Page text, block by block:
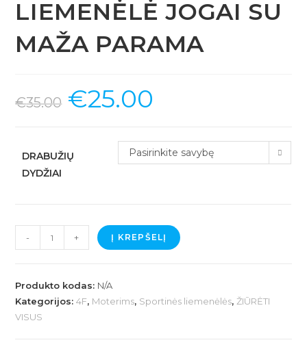
LIEMENĖLĖ JOGAI SU
MAŽA PARAMA
€35.00 €25.00
DRABUŽIŲ
DYDŽIAI
Pasirinkite savybę
-
produkto
kiekis:
LIEMENĖLĖ
JOGAI
SU
+ Į KREPŠELĮ
Produkto kodas: N/A
Kategorijos:4F, Moterims, Sportinės liemenėlės, ŽIŪRĖTI
VISUS